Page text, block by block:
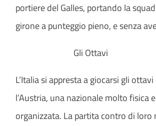
portiere del Galles, portando la
girone a punteggio pieno, e senza
Gli Ottavi
L’Italia si appresta a giocarsi gli
l’Austria, una nazionale molto fisica
organizzata. La partita contro di loro